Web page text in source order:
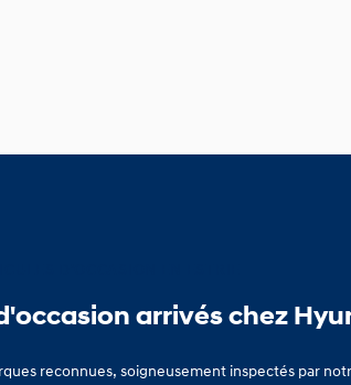
arrivés chez
reconnues, soigneusement inspectés par